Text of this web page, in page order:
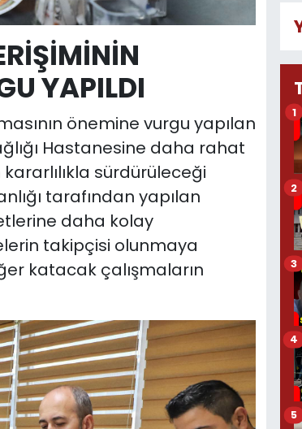
YAPILDI
önemine vurgu yapılan
Hastanesine daha rahat
sürdürüleceği
tarafından yapılan
daha kolay
takipçisi olunmaya
katacak çalışmaların
1
2
3
4
5